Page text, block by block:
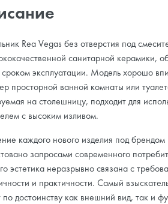
Rea Vegas без отверстия под
санитарной керамики,
сроком эксплуатации. Модель хорошо
просторной ванной комнаты или
на столешницу, подходит для
с высоким изливом.
каждого нового изделия под брендом
запросами современного
эстетика неразрывно связана с
и практичности. Самый
достоинству как внешний вид, так и